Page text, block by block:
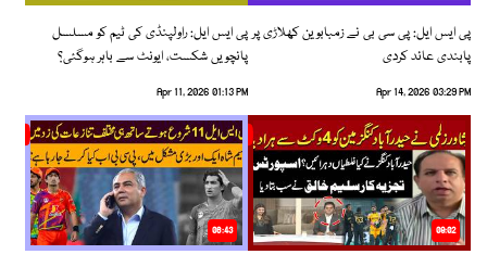
پی ایس ایل: پی سی بی نے زمبابوین کھلاڑی پر
پابندی عائد کردی
Apr 14, 2026 03:29 PM
پی ایس ایل: راولپنڈی کی ٹیم کو مسلسل
پانچویں شکست، ایونٹ سے باہر ہوگئی؟
Apr 11, 2026 01:13 PM
09:02
06:43